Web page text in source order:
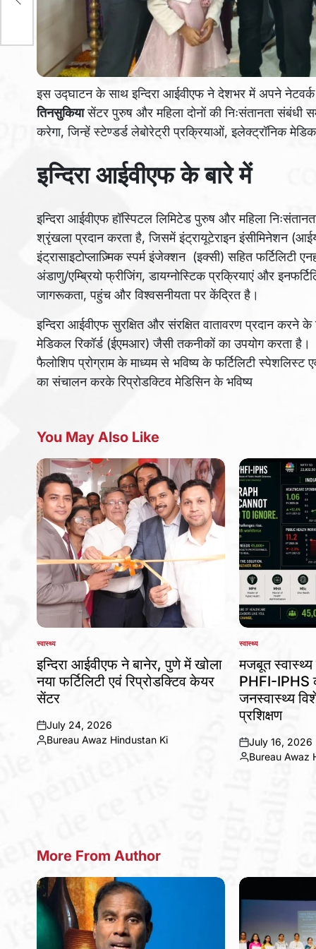
इस उद्घाटन के साथ इन्दिरा आईवीएफ ने देशभर में अपने
तिनसुकियासेंटर पुरुष और महिला दोनों की निःसंतानता संबंधी
करेगा, जिन्हें स्टेण्डर्ड लेबोरेट्री प्रक्रियाओं, इलेक्ट्रॉनिक
इन्दिरा आईवीएफ के बारे में
इन्दिरा आईवीएफ हॉस्पिटल लिमिटेड पुरुष और महिला
श्रृंखला प्रदान करता है, जिसमें इंट्रायूटेराइन इंसीमिनेशन
इंट्रासाइटोप्लाज़्मिक स्पर्म इंजेक्शन (इक्सी) सहित फर्टिलिटी
अंडाणु/एम्ब्रियो फ्रीजिंग, डायग्नोस्टिक प्रक्रियाएं और
जागरूकता, पहुंच और विश्वसनीयता पर केंद्रित है।
इन्दिरा आईवीएफ सुरक्षित और संरक्षित वातावरण प्रदान
मेडिकल रिकॉर्ड (ईएमआर) जैसी तकनीकों का उपयोग करता
फैलोशिप प्रोग्राम के माध्यम से भविष्य के फर्टिलिटी स्पेशलिस्ट
का संचालन करके रिप्रोडक्टिव मेडिसिन के भविष्य
You May Also Like
POSTED
IN
स्वास्थ्य
इन्दिरा आईवीएफ ने बानेर, पुणे में खोला
नया फर्टिलिटी एवं रिप्रोडक्टिव केयर
सेंटर
on
July 24, 2026
Posted
Bureau Awaz Hindustan Ki
POSTED
IN
स्वास्थ्य
मजबूत स्वास्थ्य
PHFI-IPHS
जनस्वास्थ्य
प्रशिक्षण
on
July 16, 2026
Posted
Bureau Awaz
More From Author